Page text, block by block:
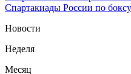
Спартакиады России по боксу
Новости
Неделя
Месяц